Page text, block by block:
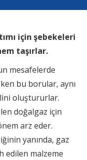
için şebekeleri
taşırlar.
mesafelerde
bu borular, aynı
oluştururlar.
doğalgaz için
arz eder.
yanında, gaz
edilen malzeme